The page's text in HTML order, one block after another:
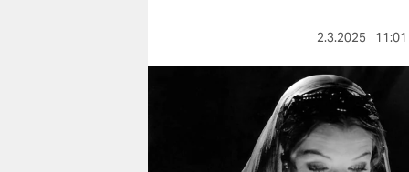
verlag
veranstaltungen
2.3.2025